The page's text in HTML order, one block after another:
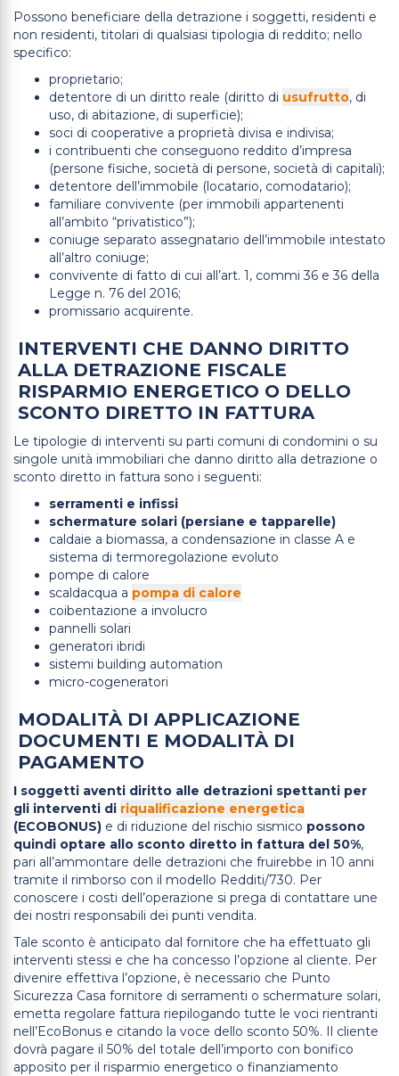
Possono beneficiare della detrazione i soggetti, residenti e
non residenti, titolari di qualsiasi tipologia di reddito; nello
specifico:
proprietario;
detentore di un diritto reale (diritto di usufrutto, di
uso, di abitazione, di superficie);
soci di cooperative a proprietà divisa e indivisa;
i contribuenti che conseguono reddito d’impresa
(persone fisiche, società di persone, società di capitali);
detentore dell’immobile (locatario, comodatario);
familiare convivente (per immobili appartenenti
all’ambito “privatistico”);
coniuge separato assegnatario dell’immobile intestato
all’altro coniuge;
convivente di fatto di cui all’art. 1, commi 36 e 36 della
Legge n. 76 del 2016;
promissario acquirente.
INTERVENTI CHE DANNO DIRITTO
ALLA DETRAZIONE FISCALE
RISPARMIO ENERGETICO O DELLO
SCONTO DIRETTO IN FATTURA
Le tipologie di interventi su parti comuni di condomini o su
singole unità immobiliari che danno diritto alla detrazione o
sconto diretto in fattura sono i seguenti:
serramenti e infissi
schermature solari (persiane e tapparelle)
caldaie a biomassa, a condensazione in classe A e
sistema di termoregolazione evoluto
pompe di calore
scaldacqua a pompa di calore
coibentazione a involucro
pannelli solari
generatori ibridi
sistemi building automation
micro-cogeneratori
MODALITÀ DI APPLICAZIONE
DOCUMENTI E MODALITÀ DI
PAGAMENTO
I soggetti aventi diritto alle detrazioni spettanti per
gli interventi di riqualificazione energetica
(ECOBONUS) e di riduzione del rischio sismico possono
quindi optare allo sconto diretto in fattura del 50%,
pari all’ammontare delle detrazioni che fruirebbe in 10 anni
tramite il rimborso con il modello Redditi/730. Per
conoscere i costi dell’operazione si prega di contattare une
dei nostri responsabili dei punti vendita.
Tale sconto è anticipato dal fornitore che ha effettuato gli
interventi stessi e che ha concesso l’opzione al cliente. Per
divenire effettiva l’opzione, è necessario che Punto
Sicurezza Casa fornitore di serramenti o schermature solari,
emetta regolare fattura riepilogando tutte le voci rientranti
nell’EcoBonus e citando la voce dello sconto 50%. Il cliente
dovrà pagare il 50% del totale dell’importo con bonifico
apposito per il risparmio energetico o finanziamento